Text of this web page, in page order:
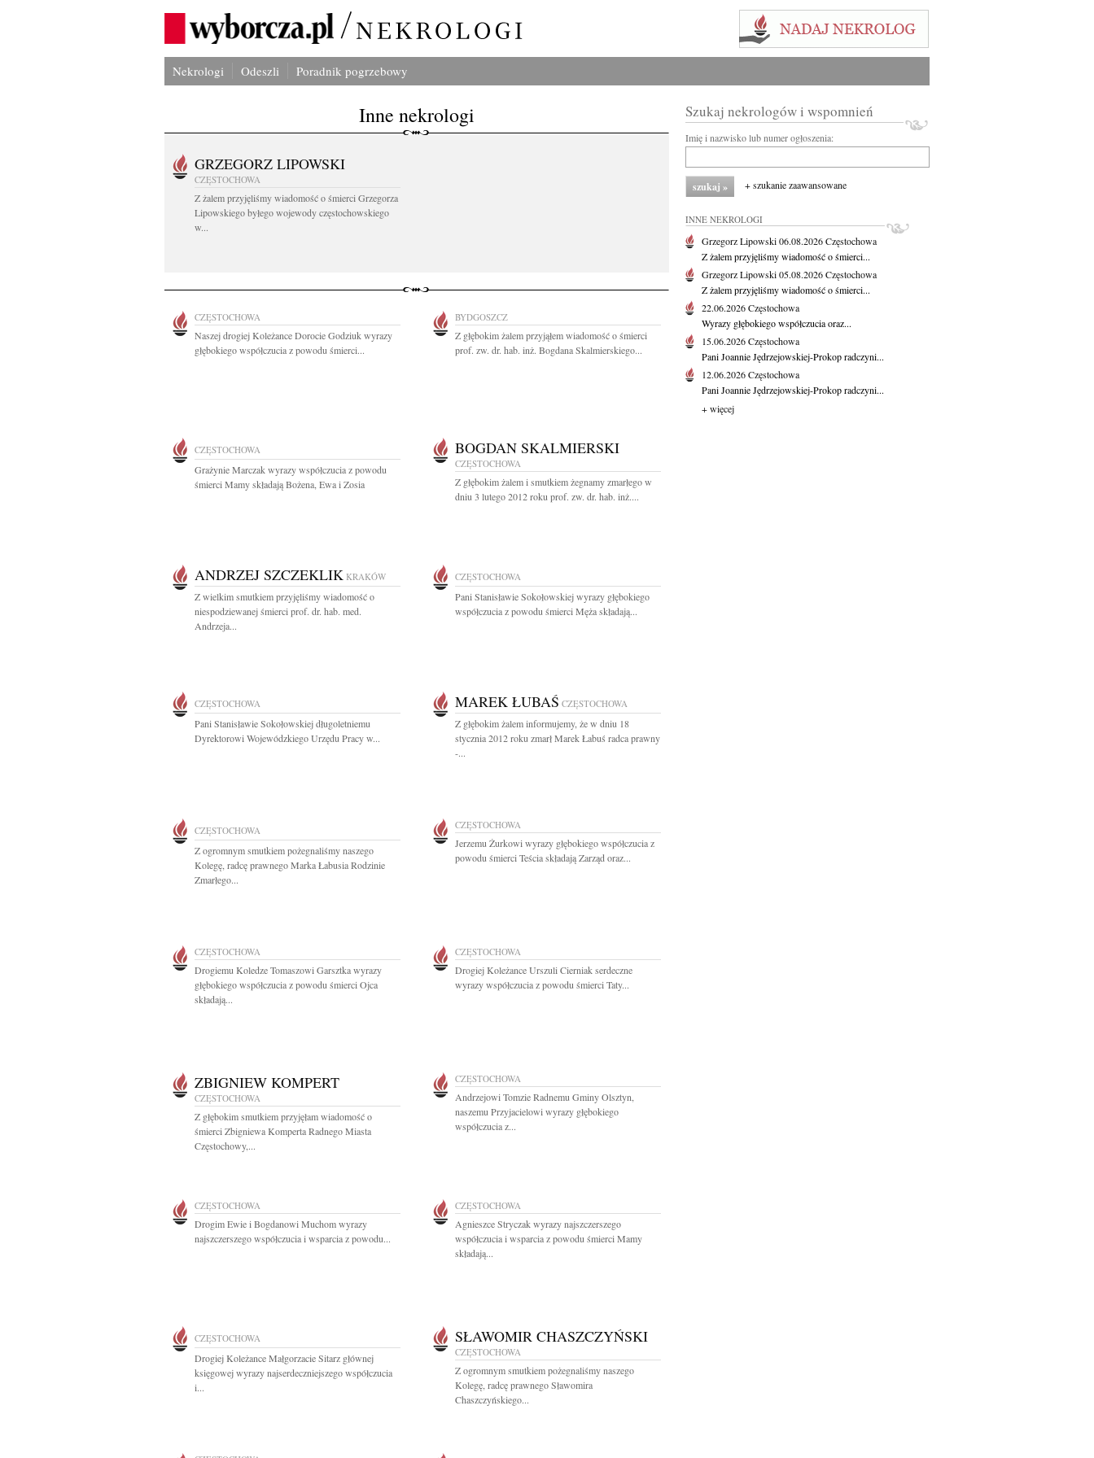
Nekrologi Odeszli Poradnik pogrzebowy
Inne nekrologi
GRZEGORZ LIPOWSKI
CZĘSTOCHOWA
Z żalem przyjęliśmy wiadomość o śmierci Grzegorza
Lipowskiego byłego wojewody częstochowskiego
w...
CZĘSTOCHOWA
Naszej drogiej Koleżance Dorocie Godziuk wyrazy
głębokiego współczucia z powodu śmierci...
BYDGOSZCZ
Z głębokim żalem przyjąłem wiadomość o śmierci
prof. zw. dr. hab. inż. Bogdana Skalmierskiego...
CZĘSTOCHOWA
Grażynie Marczak wyrazy współczucia z powodu
śmierci Mamy składają Bożena, Ewa i Zosia
BOGDAN SKALMIERSKI
CZĘSTOCHOWA
Z głębokim żalem i smutkiem żegnamy zmarłego w
dniu 3 lutego 2012 roku prof. zw. dr. hab. inż....
ANDRZEJ SZCZEKLIK KRAKÓW
Z wielkim smutkiem przyjęliśmy wiadomość o
niespodziewanej śmierci prof. dr. hab. med.
Andrzeja...
CZĘSTOCHOWA
Pani Stanisławie Sokołowskiej wyrazy głębokiego
współczucia z powodu śmierci Męża składają...
CZĘSTOCHOWA
Pani Stanisławie Sokołowskiej długoletniemu
Dyrektorowi Wojewódzkiego Urzędu Pracy w...
MAREK ŁUBAŚ CZĘSTOCHOWA
Z głębokim żalem informujemy, że w dniu 18
stycznia 2012 roku zmarł Marek Łabuś radca prawny
-...
CZĘSTOCHOWA
Z ogromnym smutkiem pożegnaliśmy naszego
Kolegę, radcę prawnego Marka Łabusia Rodzinie
Zmarłego...
CZĘSTOCHOWA
Jerzemu Żurkowi wyrazy głębokiego współczucia z
powodu śmierci Teścia składają Zarząd oraz...
CZĘSTOCHOWA
Drogiemu Koledze Tomaszowi Garsztka wyrazy
głębokiego współczucia z powodu śmierci Ojca
składają...
CZĘSTOCHOWA
Drogiej Koleżance Urszuli Cierniak serdeczne
wyrazy współczucia z powodu śmierci Taty...
ZBIGNIEW KOMPERT
CZĘSTOCHOWA
Z głębokim smutkiem przyjęłam wiadomość o
śmierci Zbigniewa Komperta Radnego Miasta
Częstochowy,...
CZĘSTOCHOWA
Andrzejowi Tomzie Radnemu Gminy Olsztyn,
naszemu Przyjacielowi wyrazy głębokiego
współczucia z...
CZĘSTOCHOWA
Drogim Ewie i Bogdanowi Muchom wyrazy
najszczerszego współczucia i wsparcia z powodu...
CZĘSTOCHOWA
Agnieszce Stryczak wyrazy najszczerszego
współczucia i wsparcia z powodu śmierci Mamy
składają...
CZĘSTOCHOWA
Drogiej Koleżance Małgorzacie Sitarz głównej
księgowej wyrazy najserdeczniejszego współczucia
i...
SŁAWOMIR CHASZCZYŃSKI
CZĘSTOCHOWA
Z ogromnym smutkiem pożegnaliśmy naszego
Kolegę, radcę prawnego Sławomira
Chaszczyńskiego...
Szukaj nekrologów i wspomnień
Imię i nazwisko lub numer ogłoszenia:
+ szukanie zaawansowane
INNE NEKROLOGI
Grzegorz Lipowski06.08.2026Częstochowa
Z żalem przyjęliśmy wiadomość o śmierci...
Grzegorz Lipowski05.08.2026Częstochowa
Z żalem przyjęliśmy wiadomość o śmierci...
22.06.2026Częstochowa
Wyrazy głębokiego współczucia oraz...
15.06.2026Częstochowa
Pani Joannie Jędrzejowskiej-Prokop radczyni...
12.06.2026Częstochowa
Pani Joannie Jędrzejowskiej-Prokop radczyni...
+ więcej